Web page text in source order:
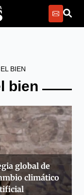
BIEN
bien
global de
climático